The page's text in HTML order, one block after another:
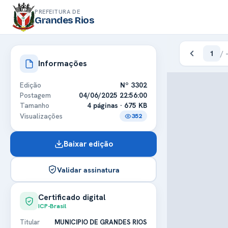
PREFEITURA DE
Grandes Rios
Informações
Edição
Nº 3302
Postagem
04/06/2025 22:56:00
Tamanho
4 páginas · 675 KB
Visualizações
352
Baixar edição
Validar assinatura
Certificado digital
ICP-Brasil
Titular
MUNICIPIO DE GRANDES RIOS
1 / –